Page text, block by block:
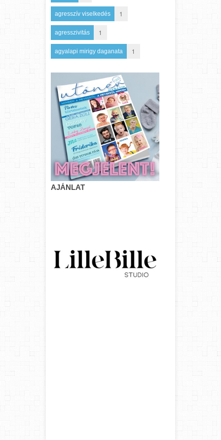
agresszív viselkedés 1
agresszivitás 1
agyalapi mirigy daganata 1
AJÁNLAT